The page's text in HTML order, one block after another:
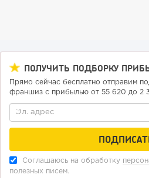
«Прибыль 20 млн в год, а я ездил
ПОЛУЧИТЬ ПОДБОРКУ
Прямо сейчас бесплатно отправим
франшиз с прибылью от 55 620 до 2
Соглашаюсь на обработку
полезных писем.